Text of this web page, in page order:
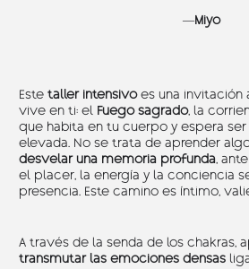
—Miyo
Este taller intensivoes una invitación
vive en ti: el Fuego sagrado, la
que habita en tu cuerpo y espera
elevada. No se trata de aprender
desvelar una memoria profunda,
el placer, la energía y la conciencia
presencia. Este camino es íntimo,
A través de la senda de los chakras,
transmutar las emociones densas